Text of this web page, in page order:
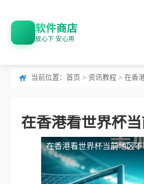
软件商店
放心下 安心用
当前位置： 首页 > 资讯教程 > 在香
在香港看世界杯
在香港看世界杯当前地区